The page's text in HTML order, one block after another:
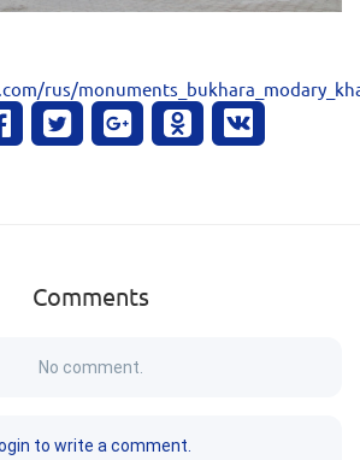
rus/
Comments
No comment.
to write a comment.